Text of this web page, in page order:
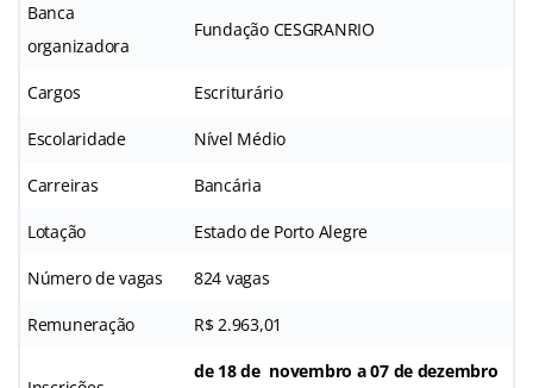
Banca
organizadora
Fundação CESGRANRIO
Cargos Escriturário
Escolaridade Nível Médio
Carreiras Bancária
Lotação Estado de Porto Alegre
Número de vagas 824 vagas
Remuneração R$ 2.963,01
de 18 de novembro a 07 de dezembro